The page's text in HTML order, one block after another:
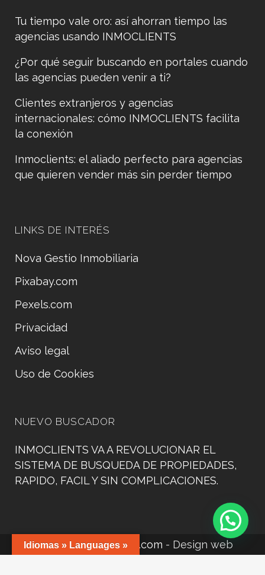
Tu tiempo vale oro: así ahorran tiempo las
agencias usando INMOCLIENTS
¿Por qué seguir buscando en portales cuando
las agencias pueden venir a ti?
Clientes extranjeros y agencias
internacionales: cómo INMOCLIENTS facilita
la conexión
Inmoclients: el aliado perfecto para agencias
que quieren vender más sin perder tiempo
LINKS DE INTERÉS
Nova Gestio Inmobiliaria
Pixabay.com
Pexels.com
Privacidad
Aviso legal
Uso de Cookies
NUEVO BUSCADOR
INMOCLIENTS VA A REVOLUCIONAR EL
SISTEMA DE BUSQUEDA DE PROPIEDADES,
RAPIDO, FACIL Y SIN COMPLICACIONES.
©www.manacorweb.com - Design web
Idiomas » Languages »